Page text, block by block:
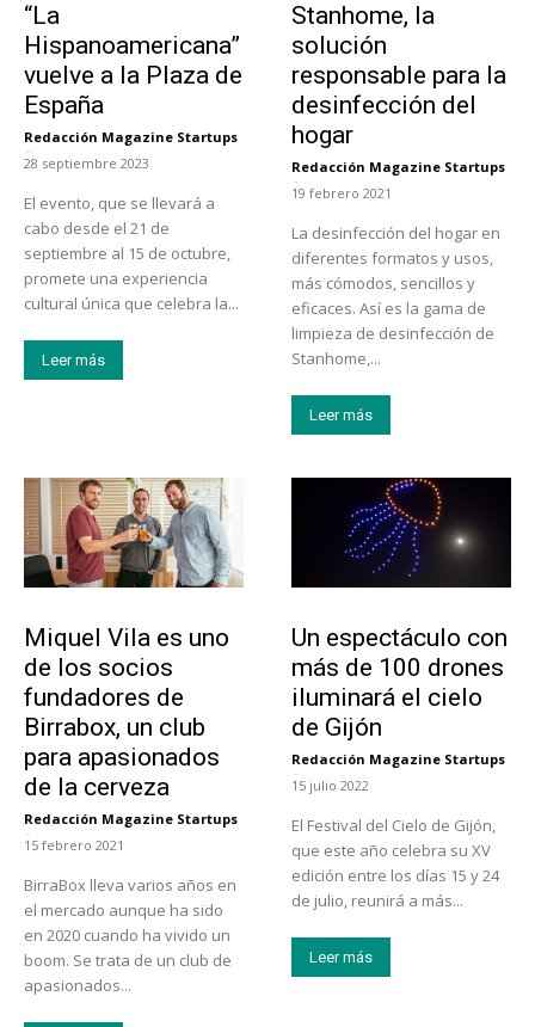
“La
Hispanoamericana”
vuelve a la Plaza de
España
Redacción Magazine Startups
-
28 septiembre 2023
El evento, que se llevará a
cabo desde el 21 de
septiembre al 15 de octubre,
promete una experiencia
cultural única que celebra la...
Leer más
Stanhome, la
solución
responsable para la
desinfección del
hogar
Redacción Magazine Startups
-
19 febrero 2021
La desinfección del hogar en
diferentes formatos y usos,
más cómodos, sencillos y
eficaces. Así es la gama de
limpieza de desinfección de
Stanhome,...
Leer más
Miquel Vila es uno
de los socios
fundadores de
Birrabox, un club
para apasionados
de la cerveza
Redacción Magazine Startups
-
15 febrero 2021
BirraBox lleva varios años en
el mercado aunque ha sido
en 2020 cuando ha vivido un
boom. Se trata de un club de
apasionados...
Un espectáculo con
más de 100 drones
iluminará el cielo
de Gijón
Redacción Magazine Startups
-
15 julio 2022
El Festival del Cielo de Gijón,
que este año celebra su XV
edición entre los días 15 y 24
de julio, reunirá a más...
Leer más